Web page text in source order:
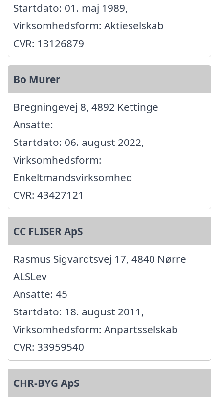
Startdato: 01. maj 1989,
Virksomhedsform: Aktieselskab
CVR: 13126879
Bo Murer
Bregningevej 8, 4892 Kettinge
Ansatte:
Startdato: 06. august 2022,
Virksomhedsform:
Enkeltmandsvirksomhed
CVR: 43427121
CC FLISER ApS
Rasmus Sigvardtsvej 17, 4840 Nørre
ALSLev
Ansatte: 45
Startdato: 18. august 2011,
Virksomhedsform: Anpartsselskab
CVR: 33959540
CHR-BYG ApS